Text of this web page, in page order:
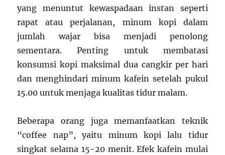
yang menuntut kewaspadaan instan seperti
rapat atau perjalanan, minum kopi dalam
jumlah wajar bisa menjadi penolong
sementara. Penting untuk membatasi
konsumsi kopi maksimal dua cangkir per hari
dan menghindari minum kafein setelah pukul
15.00 untuk menjaga kualitas tidur malam.
Beberapa orang juga memanfaatkan teknik
“coffee nap”, yaitu minum kopi lalu tidur
singkat selama 15-20 menit. Efek kafein mulai